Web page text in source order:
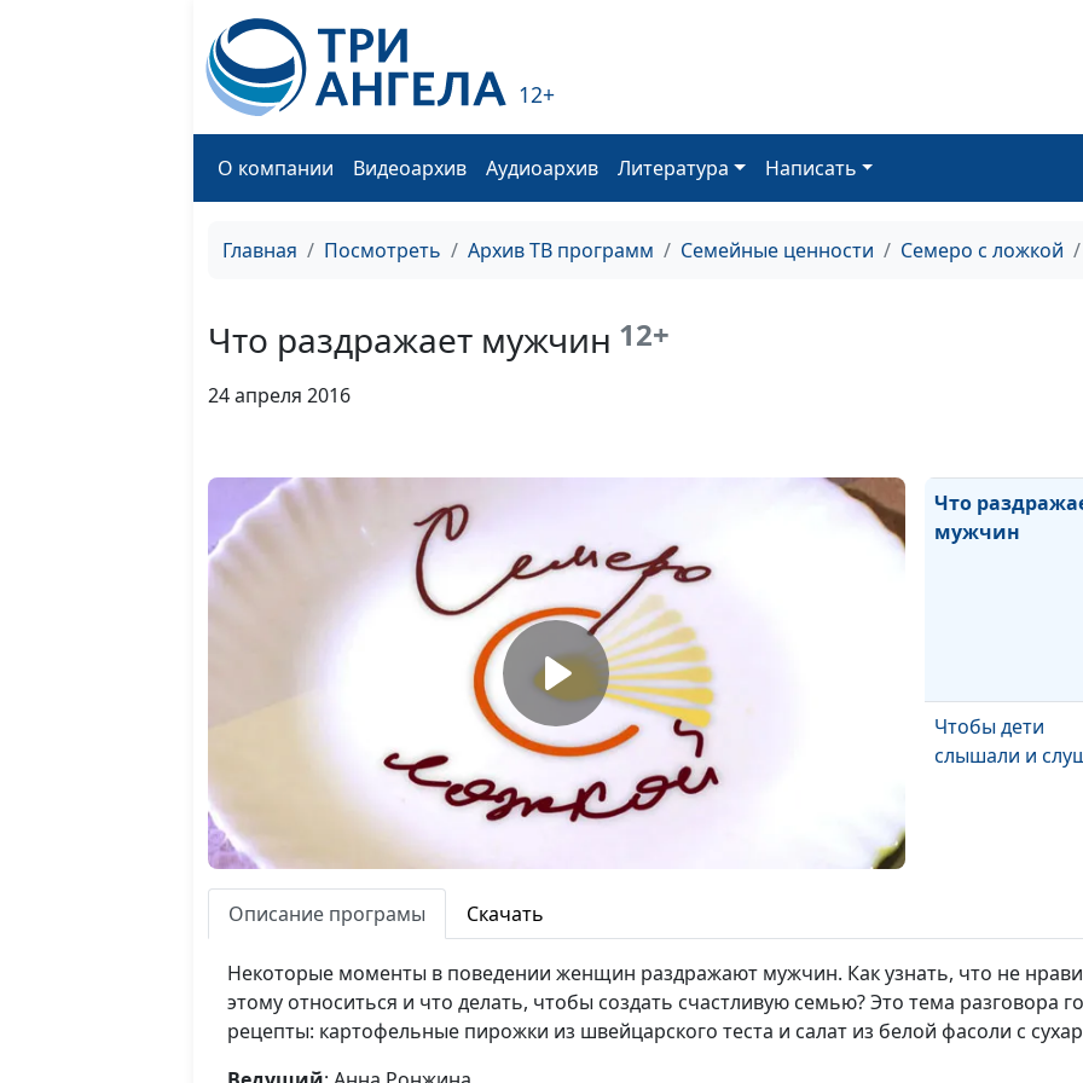
12+
О компании Видеоархив Аудиоархив Литература Написать
Главная Посмотреть Архив ТВ программ Семейные ценности Семеро с ложкой
Что раздражает мужчин 12+
24 апреля 2016
Что
мужчин
Чтобы дети
слышали и
женщина
Описание програмы Скачать
Некоторые моменты в поведении женщин раздражают мужчин. Как узнать, что не
этому относиться и что делать, чтобы создать счастливую семью? Это тема разговора
рецепты: картофельные пирожки из швейцарского теста и салат из белой фасоли с